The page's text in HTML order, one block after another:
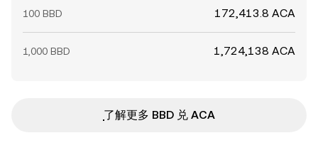
100 BBD 172,413.8 ACA
1,000 BBD 1,724,138 ACA
ִִִִִִִִִִִִִִִִִִִִִִִִִִִִִִִִִִִִִִִִִִִִִִִ了解更多 BBD 兑 ACA